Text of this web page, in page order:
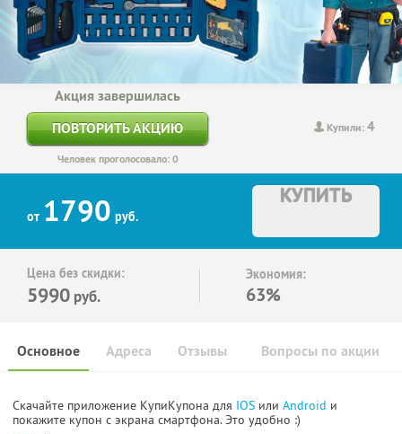
Купили:4
Акция завершилась
ПОВТОРИТЬ АКЦИЮ
Человек проголосовало: 0
от 1790 руб.
КУПИТЬ
Цена без скидки:
5990 руб.
Экономия:
63%
Основное Отзывы Вопросы по акции
Адреса
Скачайте приложение КупиКупона для IOS или Android и
покажите купон с экрана смартфона. Это удобно :)